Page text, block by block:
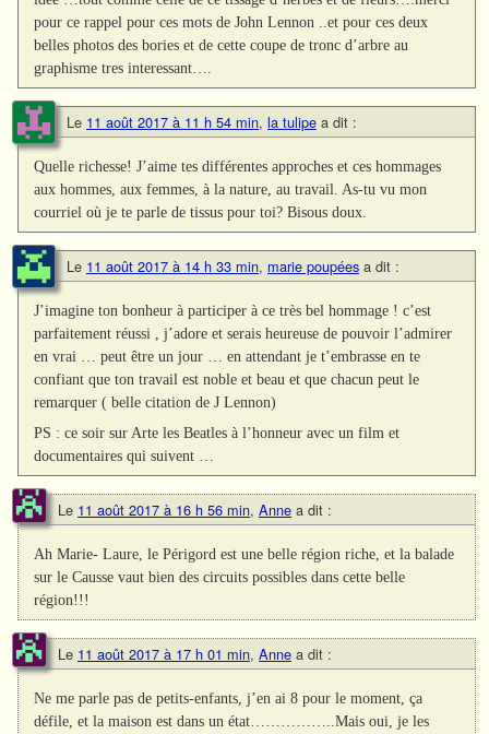
pour ce rappel pour ces mots de John Lennon ..et pour ces deux
belles photos des bories et de cette coupe de tronc d’arbre au
graphisme tres interessant….
Le 11 août 2017 à 11 h 54 min, la tulipe a dit :
Quelle richesse! J’aime tes différentes approches et ces hommages
aux hommes, aux femmes, à la nature, au travail. As-tu vu mon
courriel où je te parle de tissus pour toi? Bisous doux.
Le 11 août 2017 à 14 h 33 min, marie poupées a dit :
J’imagine ton bonheur à participer à ce très bel hommage ! c’est
parfaitement réussi , j’adore et serais heureuse de pouvoir l’admirer
en vrai … peut être un jour … en attendant je t’embrasse en te
confiant que ton travail est noble et beau et que chacun peut le
remarquer ( belle citation de J Lennon)
PS : ce soir sur Arte les Beatles à l’honneur avec un film et
documentaires qui suivent …
Le 11 août 2017 à 16 h 56 min, Anne a dit :
Ah Marie- Laure, le Périgord est une belle région riche, et la balade
sur le Causse vaut bien des circuits possibles dans cette belle
région!!!
Le 11 août 2017 à 17 h 01 min, Anne a dit :
Ne me parle pas de petits-enfants, j’en ai 8 pour le moment, ça
défile, et la maison est dans un état……………..Mais oui, je les